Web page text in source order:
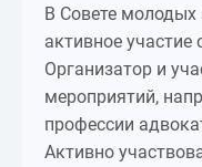
В Совете
активное участие
Организатор и
мероприятий,
профессии
Активно